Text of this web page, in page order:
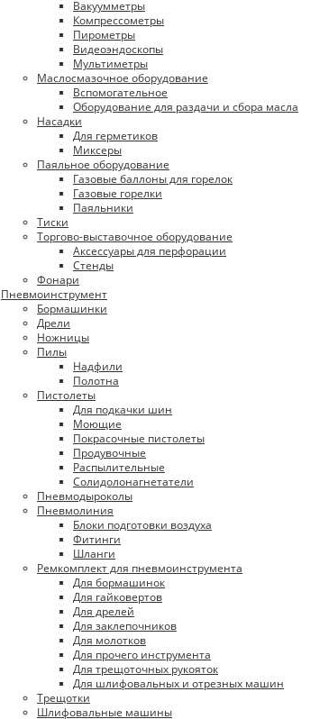
Вакуумметры
Компрессометры
Пирометры
Видеоэндоскопы
Мультиметры
Маслосмазочное оборудование
Вспомогательное
Оборудование для раздачи и сбора масла
Насадки
Для герметиков
Миксеры
Паяльное оборудование
Газовые баллоны для горелок
Газовые горелки
Паяльники
Тиски
Торгово-выставочное оборудование
Аксессуары для перфорации
Стенды
Фонари
Пневмоинструмент
Бормашинки
Дрели
Ножницы
Пилы
Надфили
Полотна
Пистолеты
Для подкачки шин
Моющие
Покрасочные пистолеты
Продувочные
Распылительные
Солидолонагнетатели
Пневмодыроколы
Пневмолиния
Блоки подготовки воздуха
Фитинги
Шланги
Ремкомплект для пневмоинструмента
Для бормашинок
Для гайковертов
Для дрелей
Для заклепочников
Для молотков
Для прочего инструмента
Для трещоточных рукояток
Для шлифовальных и отрезных машин
Трещотки
Шлифовальные машины